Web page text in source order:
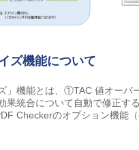
ズ機能について
ズ」機能とは、①TAC 値オー
合について自動で修正する
Checkerのオプション機能